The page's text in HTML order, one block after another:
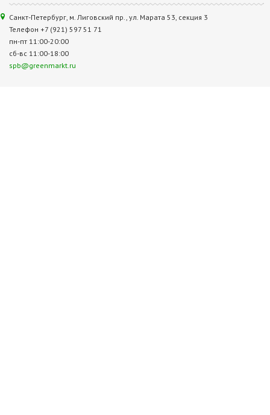
Санкт-Петербург, м. Лиговский пр., ул. Марата 53, секция 3
Телефон +7 (921) 597 51 71
пн-пт 11:00-20:00
сб-вс 11:00-18:00
spb@greenmarkt.ru